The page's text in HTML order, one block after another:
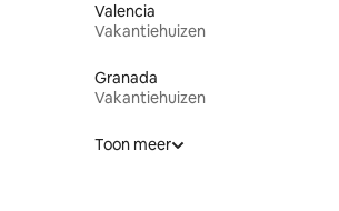
Valencia
Vakantiehuizen
Granada
Vakantiehuizen
Toon meer